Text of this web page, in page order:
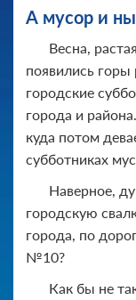
А мусор и
Весна,
появились горы
городские
города и
куда потом
субботниках
Наверное,
городскую
города, по
№10?
Как бы не